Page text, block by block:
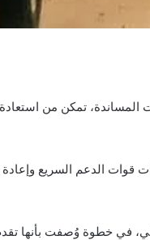
المساندة، تمكن من
الدعم السريع وإعادة
في خطوة وُصفت بأنها